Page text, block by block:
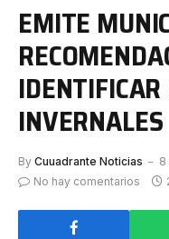
EMITE
INVERNALES
By Cuuadrante Noticias
8
No hay comentarios